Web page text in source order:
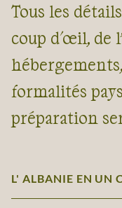
Tous les
coup d'œil, de
formalités
préparation
L' ALBANIE EN UN